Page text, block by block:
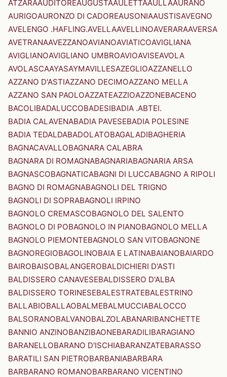
ATZARAAUDITOREAUGUSTAAULETTAAULLAAURANO
AURIGOAURONZO DI CADOREAUSONIAAUSTISAVEGNO
AVELENGO .HAFLING.AVELLAAVELLINOAVERARAAVERSA
AVETRANAAVEZZANOAVIANOAVIATICOAVIGLIANA
AVIGLIANOAVIGLIANO UMBROAVIOAVISEAVOLA
AVOLASCAAYASAYMAVILLESAZEGLIOAZZANELLO
AZZANO D'ASTIAZZANO DECIMOAZZANO MELLA
AZZANO SAN PAOLOAZZATEAZZIOAZZONEBACENO
BACOLIBADALUCCOBADESIBADIA .ABTEI.
BADIA CALAVENABADIA PAVESEBADIA POLESINE
BADIA TEDALDABADOLATOBAGALADIBAGHERIA
BAGNACAVALLOBAGNARA CALABRA
BAGNARA DI ROMAGNABAGNARIABAGNARIA ARSA
BAGNASCOBAGNATICABAGNI DI LUCCABAGNO A RIPOLI
BAGNO DI ROMAGNABAGNOLI DEL TRIGNO
BAGNOLI DI SOPRABAGNOLI IRPINO
BAGNOLO CREMASCOBAGNOLO DEL SALENTO
BAGNOLO DI POBAGNOLO IN PIANOBAGNOLO MELLA
BAGNOLO PIEMONTEBAGNOLO SAN VITOBAGNONE
BAGNOREGIOBAGOLINOBAIA E LATINABAIANOBAIARDO
BAIROBAISOBALANGEROBALDICHIERI D'ASTI
BALDISSERO CANAVESEBALDISSERO D'ALBA
BALDISSERO TORINESEBALESTRATEBALESTRINO
BALLABIOBALLAOBALMEBALMUCCIABALOCCO
BALSORANOBALVANOBALZOLABANARIBANCHETTE
BANNIO ANZINOBANZIBAONEBARADILIBARAGIANO
BARANELLOBARANO D'ISCHIABARANZATEBARASSO
BARATILI SAN PIETROBARBANIABARBARA
BARBARANO ROMANOBARBARANO VICENTINO